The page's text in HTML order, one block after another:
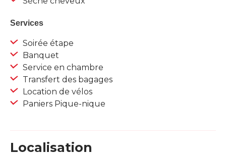
Services
Soirée étape
Banquet
Service en chambre
Transfert des bagages
Location de vélos
Paniers Pique-nique
Localisation